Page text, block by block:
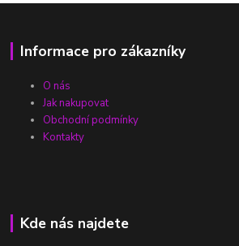
Informace pro zákazníky
O nás
Jak nakupovat
Obchodní podmínky
Kontakty
Kde nás najdete